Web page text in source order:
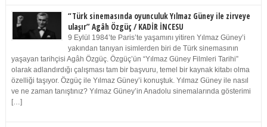
“Türk sinemasında oyunculuk Yılmaz Güney ile zirveye
ulaşır” Agâh Özgüç / KADİR İNCESU
9 Eylül 1984’te Paris’te yaşamını yitiren Yılmaz Güney’i
yakından tanıyan isimlerden biri de Türk sinemasının
yaşayan tarihçisi Agâh Özgüç. Özgüç’ün “Yılmaz Güney Filmleri Tarihi”
olarak adlandırdığı çalışması tam bir başvuru, temel bir kaynak kitabı olma
özelliği taşıyor. Özgüç ile Yılmaz Güney’i konuştuk. Yılmaz Güney ile nasıl
ve ne zaman tanıştınız? Yılmaz Güney’in Anadolu sinemalarında gösterimi
[…]